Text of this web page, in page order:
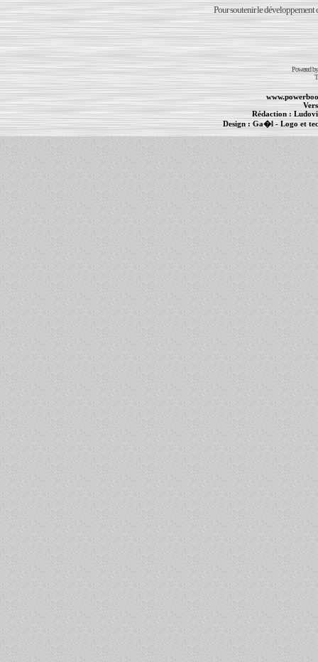
Pour soutenir le développement
Powered
Rédaction :
Design : Ga�l- Logo et